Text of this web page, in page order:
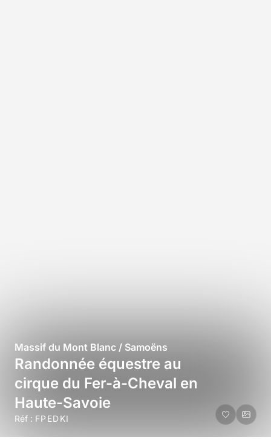
Massif du Mont Blanc / Samoëns
Randonnée équestre au
cirque du Fer-à-Cheval en
Haute-Savoie
Réf : FPEDKI